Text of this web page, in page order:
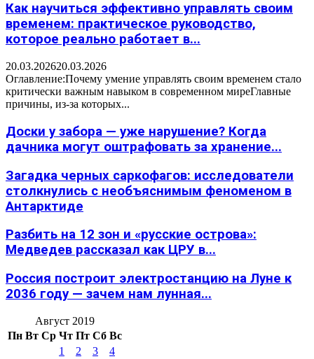
Как научиться эффективно управлять своим
временем: практическое руководство,
которое реально работает в...
20.03.202620.03.2026
Оглавление:Почему умение управлять своим временем стало
критически важным навыком в современном миреГлавные
причины, из-за которых...
Доски у забора — уже нарушение? Когда
дачника могут оштрафовать за хранение...
Загадка черных саркофагов: исследователи
столкнулись с необъяснимым феноменом в
Антарктиде
Разбить на 12 зон и «русские острова»:
Медведев рассказал как ЦРУ в...
Россия построит электростанцию на Луне к
2036 году — зачем нам лунная...
Август 2019
Пн Вт Ср Чт Пт Сб Вс
1
2 3
4